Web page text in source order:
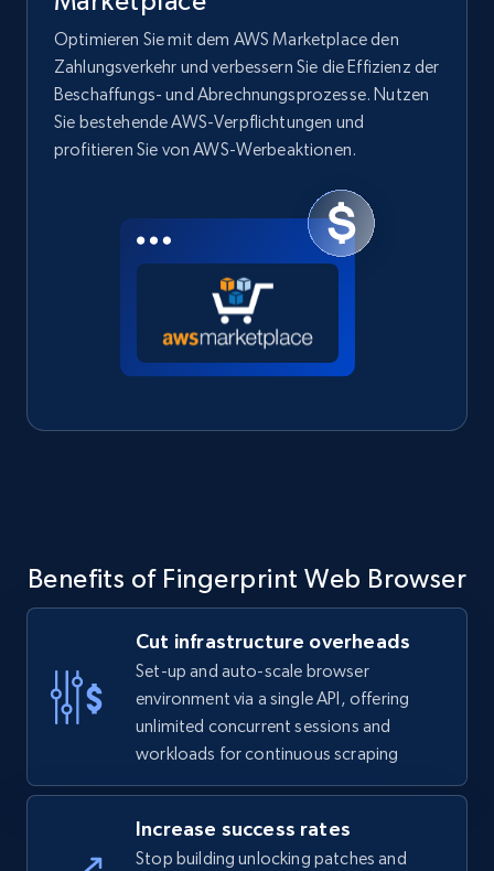
Optimieren Sie mit dem AWS Marketplace den
Zahlungsverkehr und verbessern Sie die Effizienz der
Beschaffungs- und Abrechnungsprozesse. Nutzen
Sie bestehende AWS-Verpflichtungen und
profitieren Sie von AWS-Werbeaktionen.
Benefits of Fingerprint Web Browser
Cut infrastructure overheads
Set-up and auto-scale browser
environment via a single API, offering
unlimited concurrent sessions and
workloads for continuous scraping
Increase success rates
Stop building unlocking patches and